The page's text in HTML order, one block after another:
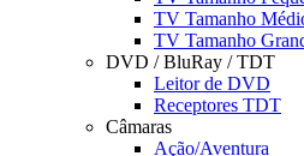
TV Tamanho
TV Tamanho
DVD / BluRay / TDT
Leitor de DVD
Receptores TDT
Câmaras
Ação/Aventura